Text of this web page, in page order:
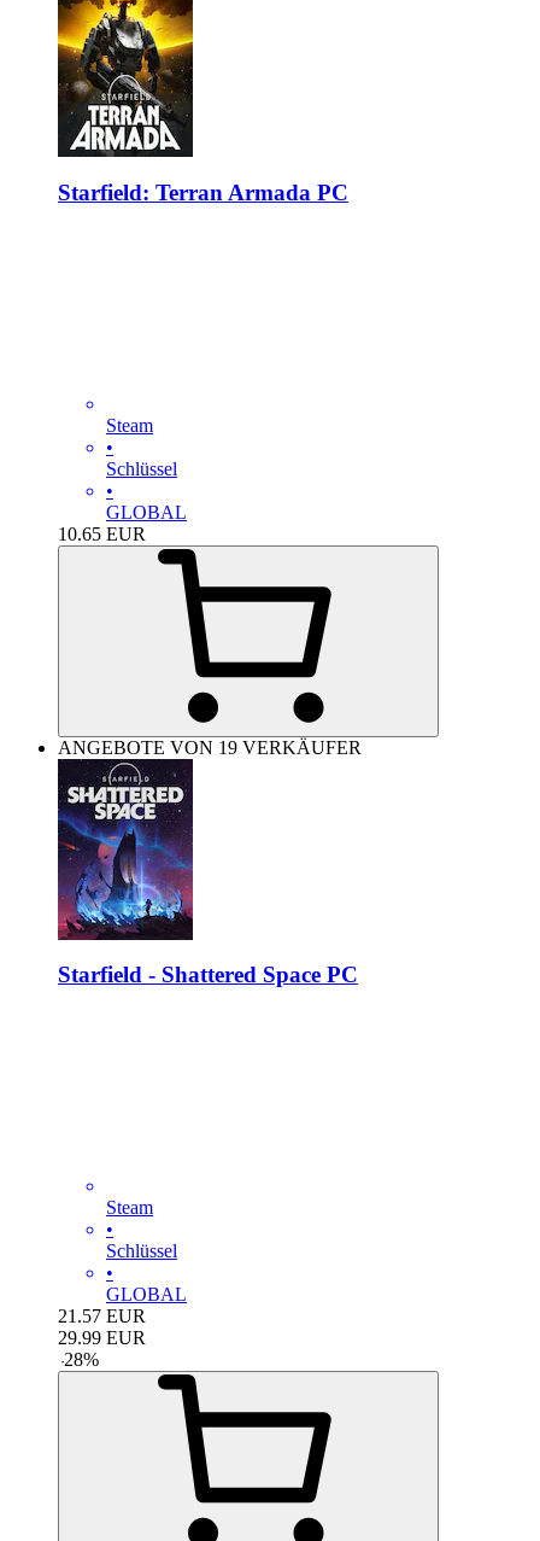
Starfield: Terran Armada PC
Steam
•
Schlüssel
•
GLOBAL
10.65 EUR
ANGEBOTE VON 19 VERKÄUFER
Starfield - Shattered Space PC
Steam
•
Schlüssel
•
GLOBAL
21.57 EUR
29.99 EUR
-28%